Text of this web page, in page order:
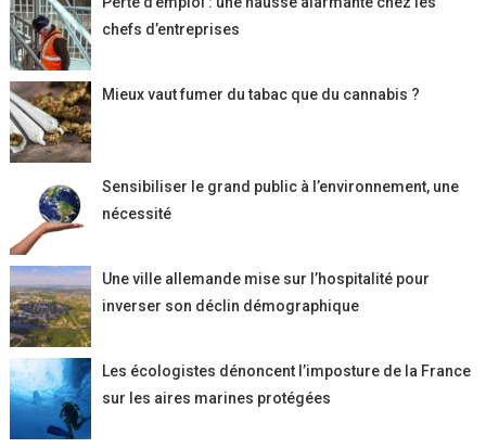
chefs d’entreprises
Mieux vaut fumer du tabac que du cannabis ?
Sensibiliser le grand public à l’environnement, une
nécessité
Une ville allemande mise sur l’hospitalité pour
inverser son déclin démographique
Les écologistes dénoncent l’imposture de la France
sur les aires marines protégées